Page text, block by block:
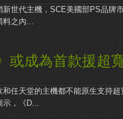
世代主機，SCE美國部PS品牌
料之內...
或成為首款援超
任天堂的主機都不能原生支持
示，《D...